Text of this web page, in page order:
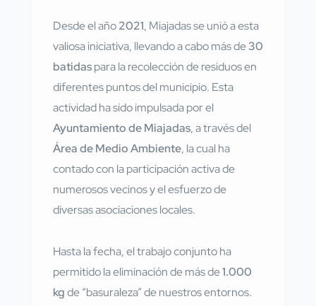
Desde el año2021, Miajadas se unió a esta
valiosa iniciativa, llevando a cabo más de30
batidaspara la recolección de residuos en
diferentes puntos del municipio. Esta
actividad ha sido impulsada por el
Ayuntamiento de Miajadas, a través del
Área de Medio Ambiente, la cual ha
contado con la participación activa de
numerosos vecinos y el esfuerzo de
diversas asociaciones locales.
Hasta la fecha, el trabajo conjunto ha
permitido la eliminación de más de1.000
kgde “basuraleza” de nuestros entornos.